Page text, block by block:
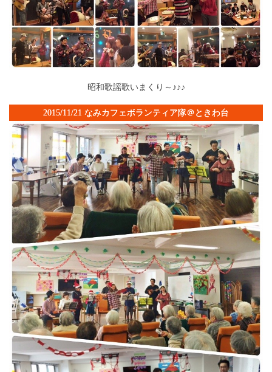
昭和歌謡歌いまくり～♪♪♪
2015/11/21 なみカフェボランティア隊＠ときわ台